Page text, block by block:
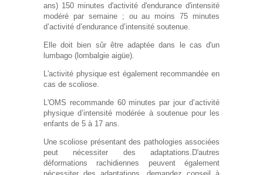
ans) 150 minutes d'activité d'endurance d'intensité
modéré par semaine ; ou au moins 75 minutes
d’activité d’endurance d’intensité soutenue.
Elle doit bien sûr être adaptée dans le cas d'un
lumbago (lombalgie aigüe).
L'activité physique est également recommandée en
cas de scoliose.
L'OMS recommande 60 minutes par jour d’activité
physique d’intensité modérée à soutenue pour les
enfants de 5 à 17 ans.
Une scoliose présentant des pathologies associées
peut nécessiter des adaptations.D'autres
déformations rachidiennes peuvent également